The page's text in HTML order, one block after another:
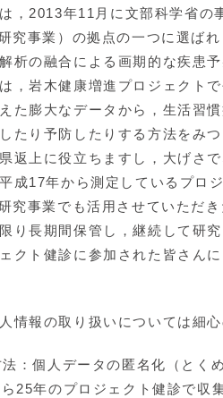
，2013年11月に文部科学省の
究事業）の拠点の一つに選ば
析の融合による画期的な疾患
，岩木健康増進プロジェクト
た膨大なデータから，生活習
たり予防したりする方法をみ
返上に役立ちますし，大げさ
成17年から測定しているプロ
究事業でも活用させていただ
り長期間保管し，継続して研
クト健診に参加された皆さんに
情報の取り扱いについては細心
：個人データの匿名化（とくめ
25年のプロジェクト健診で収